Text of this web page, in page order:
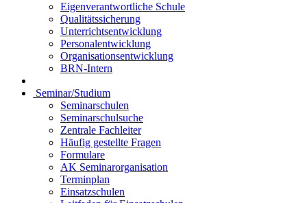
Eigenverantwortliche Schule
Qualitätssicherung
Unterrichtsentwicklung
Personalentwicklung
Organisationsentwicklung
BRN-Intern
Seminar/Studium
Seminarschulen
Seminarschulsuche
Zentrale Fachleiter
Häufig gestellte Fragen
Formulare
AK Seminarorganisation
Terminplan
Einsatzschulen